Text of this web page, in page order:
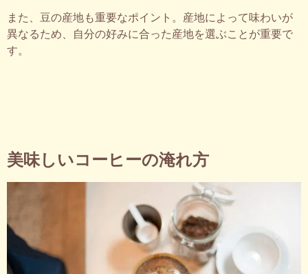
また、豆の産地も重要なポイント。産地によって味わいが
異なるため、自分の好みに合った産地を選ぶことが重要で
す。
美味しいコーヒーの淹れ方